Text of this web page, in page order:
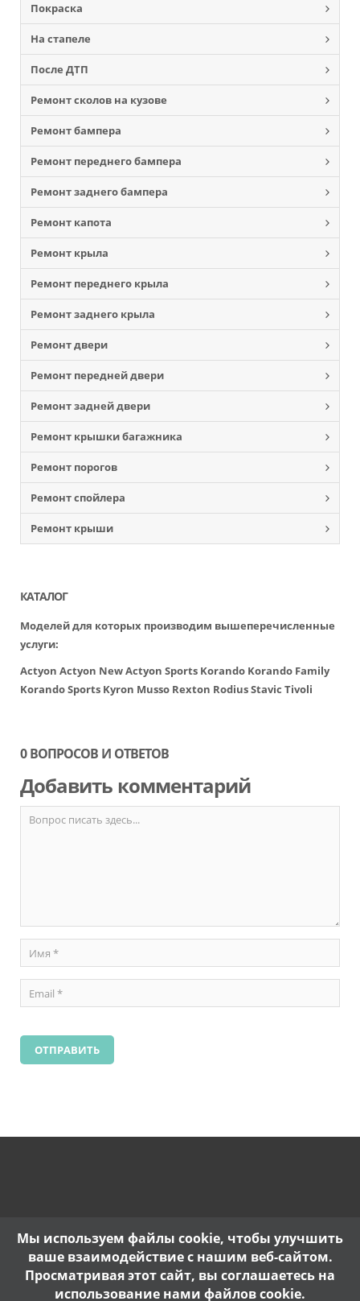
Покраска
На стапеле
После ДТП
Ремонт сколов на кузове
Ремонт бампера
Ремонт переднего бампера
Ремонт заднего бампера
Ремонт капота
Ремонт крыла
Ремонт переднего крыла
Ремонт заднего крыла
Ремонт двери
Ремонт передней двери
Ремонт задней двери
Ремонт крышки багажника
Ремонт порогов
Ремонт спойлера
Ремонт крыши
КАТАЛОГ
Моделей для которых производим вышеперечисленные
услуги:
Actyon Actyon NewActyon Sports Korando Korando Family
Korando Sports Kyron Musso Rexton RodiusStavic Tivoli
0 ВОПРОСОВ И ОТВЕТОВ
Добавить комментарий
Мы используем файлы cookie, чтобы улучшить
ваше взаимодействие с нашим веб-сайтом.
Просматривая этот сайт, вы соглашаетесь на
использование нами файлов cookie.